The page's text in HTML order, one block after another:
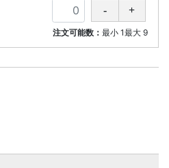
注文可能数：最小 1最大 9